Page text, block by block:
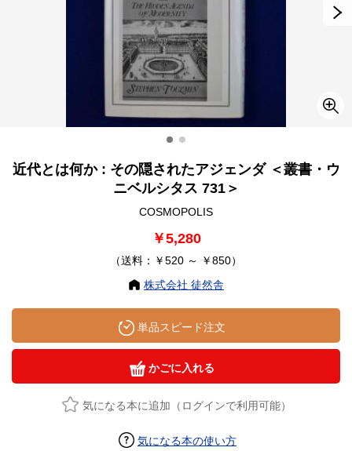
近代とは何か : その隠されたアジェンダ ＜叢書・ウ
ニベルシタス 731＞
COSMOPOLIS
￥5,280
（送料：￥520 ～ ￥850）
株式会社 徒然舎
単品スピード注文
かごに入れる
気になる本に追加（ログインで利用可能）
気になる本の使い方